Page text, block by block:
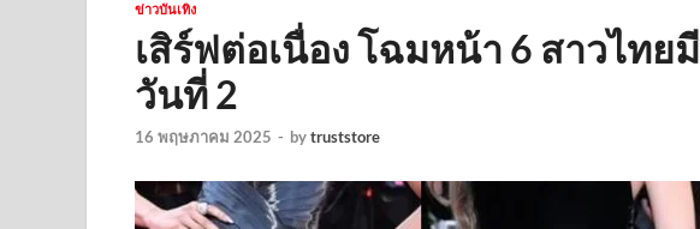
ข่าวบันเทิง
เสิร์ฟต่อเนื่อง โฉมหน้า 6 สาวไทย
วันที่ 2
16 พฤษภาคม 2025 - bytruststore